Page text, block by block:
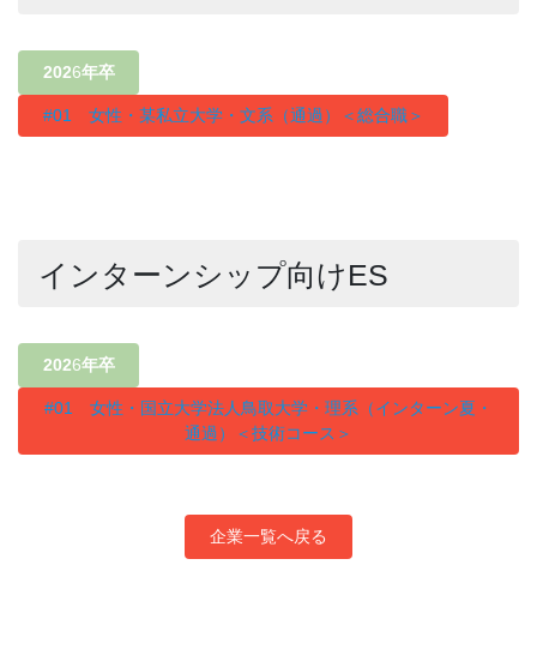
2026年卒
#01 女性・某私立大学・文系（通過）＜総合職＞
インターンシップ向けES
2026年卒
#01 女性・国立大学法人鳥取大学・理系（インターン夏・
通過）＜技術コース＞
企業一覧へ戻る